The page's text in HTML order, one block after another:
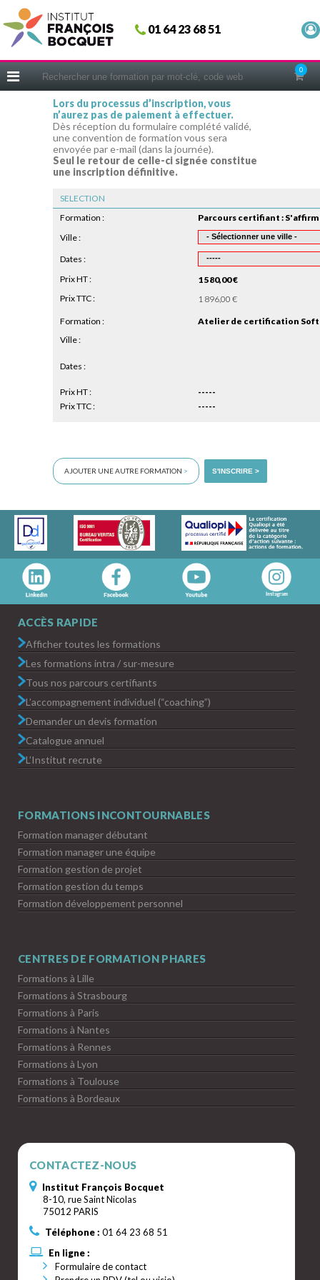
01 64 23 68 51
0
Fermer
ACCUEIL
CERIFICATIONS
INTRAS | SUR-MESURE
COACHING
EN PRATIQUE
CONSEILS MICRO-COACHING
PODCAST
WEBINAIRES
QUESTIONNAIRE GRATUIT
Lors du processus d’inscription, vous
n’aurez pas de paiement à effectuer.
Dès réception du formulaire complété validé,
une convention de formation vous sera
envoyée par e-mail (dans la journée).
Seul le retour de celle-ci signée constitue
une inscription définitive.
Formation :
Ville :
Dates :
Prix HT :
1 580,00 €
Prix TTC :
1 896,00 €
SELECTION
Formation :
Atelier de certification Soft
Ville :
Dates :
Prix HT :
-----
Prix TTC :
-----
AJOUTER UNE AUTRE FORMATION > S'INSCRIRE >
ACCÈS RAPIDE
Afficher toutes les formations
Les formations intra / sur-mesure
Tous nos parcours certifiants
L’accompagnement individuel (“coaching”)
Demander un devis formation
Catalogue annuel
L’Institut recrute
FORMATIONS INCONTOURNABLES
Formation manager débutant
Formation manager une équipe
Formation gestion de projet
Formation gestion du temps
Formation développement personnel
CENTRES DE FORMATION PHARES
Formations à Lille
Formations à Strasbourg
Formations à Paris
Formations à Nantes
Formations à Rennes
Formations à Lyon
Formations à Toulouse
Formations à Bordeaux
CONTACTEZ-NOUS
Institut François Bocquet
8-10, rue Saint Nicolas
75012 PARIS
Téléphone : 01 64 23 68 51
En ligne :
Formulaire de contact